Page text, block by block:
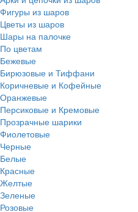
Фигуры из шаров
Цветы из шаров
Шары на палочке
По цветам
Бежевые
Бирюзовые и Тиффани
Коричневые и Кофейные
Оранжевые
Персиковые и Кремовые
Прозрачные шарики
Фиолетовые
Черные
Белые
Красные
Желтые
Зеленые
Розовые